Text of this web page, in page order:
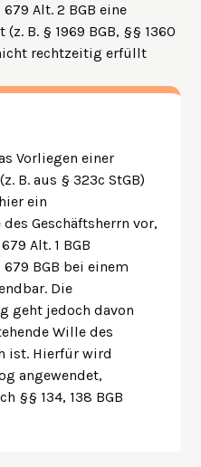
Alt. 2 BGB eine
B. § 1969 BGB, §§ 1360
rechtzeitig erfüllt
Vorliegen einer
B. aus § 323c StGB)
ein
Geschäftsherrn vor,
Alt. 1 BGB
BGB bei einem
Die
geht jedoch davon
Wille des
ist. Hierfür wird
angewendet,
§§ 134, 138 BGB